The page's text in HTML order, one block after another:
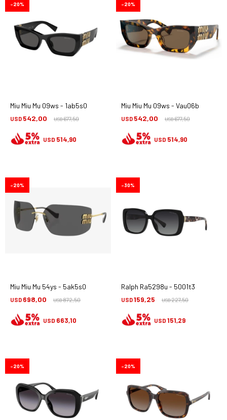
Miu Miu Mu 09ws - 1ab5s0
USD 542,00 USD677,50
20
USD 514,90
Miu Miu Mu 09ws - Vau06b
USD 542,00 USD677,50
20
USD 514,90
Miu Miu Mu 54ys - 5ak5s0
USD 698,00 USD872,50
20
USD 663,10
Ralph Ra5298u - 5001t3
USD159,25 USD227,50
30
USD 151,29
20 20